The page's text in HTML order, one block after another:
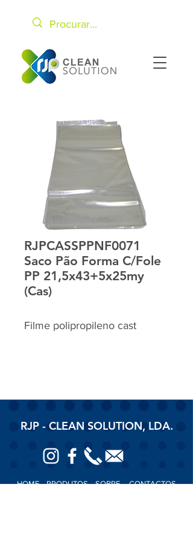
RJPCASSPPNF0071
Saco Pão Forma C/Fole
PP 21,5x43+5x25my
(Cas)
Filme polipropileno cast
RJP - CLEAN SOLUTION, LDA.
HOMEPRODUTOSSOBRE CONTACTOS